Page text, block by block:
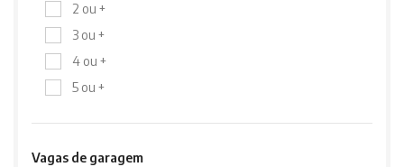
2 ou +
3 ou +
4 ou +
5 ou +
Vagas de garagem